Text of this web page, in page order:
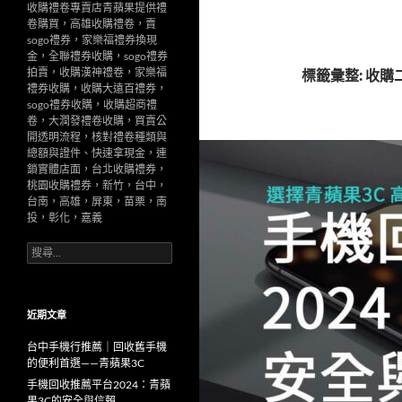
標籤彙整: 收購
收購禮卷專賣店青蘋果提供禮
卷購買，高雄收購禮卷，賣
sogo禮券，家樂福禮券換現
金，全聯禮券收購，sogo禮券
拍賣，收購漢神禮卷，家樂福
禮券收購，收購大遠百禮券，
sogo禮券收購，收購超商禮
卷，大潤發禮卷收購，買賣公
開透明流程，核對禮卷種類與
總額與證件、快速拿現金，連
鎖實體店面，台北收購禮券，
桃園收購禮券，新竹，台中，
台南，高雄，屏東，苗栗，南
投，彰化，嘉義
搜
尋
字:
近期文章
台中手機行推薦｜回收舊手機
的便利首選——青蘋果3C
手機回收推薦平台2024：青蘋